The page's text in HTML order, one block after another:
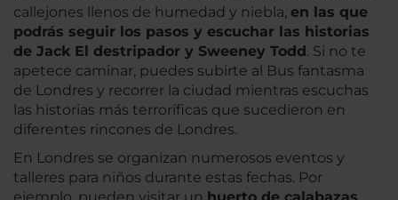
callejones llenos de humedad y niebla, en las que
podrás seguir los pasos y escuchar las historias
de Jack El destripador y Sweeney Todd . Si no te
apetece caminar, puedes subirte al Bus fantasma
de Londres y recorrer la ciudad mientras escuchas
las historias más terroríficas que sucedieron en
diferentes rincones de Londres.
En Londres se organizan numerosos eventos y
talleres para niños durante estas fechas. Por